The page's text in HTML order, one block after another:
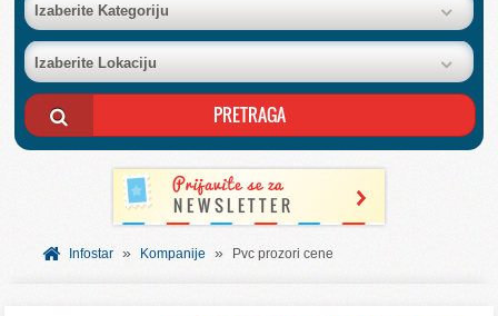
BAZA FIRMI
POSLOVNI OGLASI
AKCIJE I KATALOZI
BESPLATNI VAUČERI
SVET INFORMACIJA
Izaberite Kategoriju
Izaberite Lokaciju
Infostar » Kompanije » Pvc prozori cene